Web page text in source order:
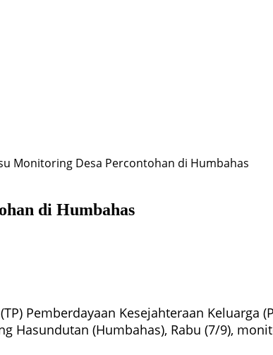
Monitoring Desa Percontohan di Humbahas
di Humbahas
Pemberdayaan Kesejahteraan Keluarga
Hasundutan (Humbahas), Rabu (7/9),